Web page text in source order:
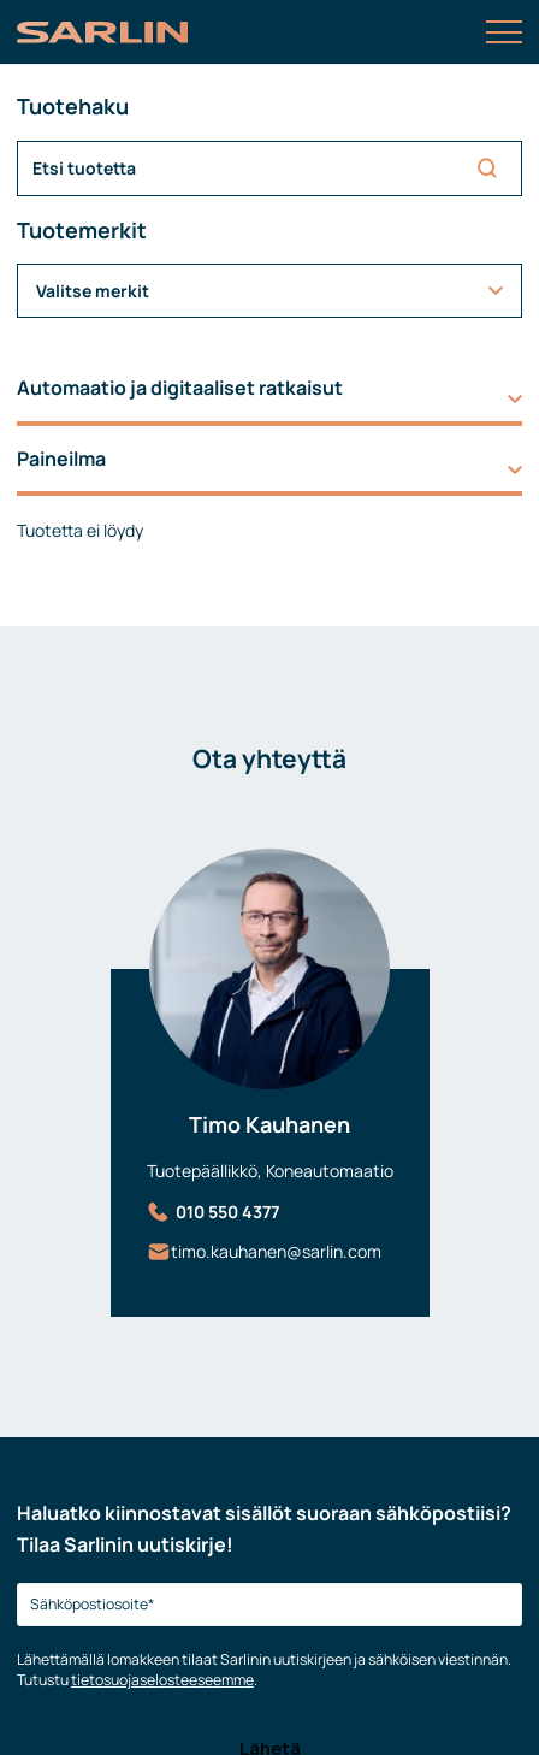
Tuotehaku
Tuotemerkit
Valitse merkit
Automaatio ja digitaaliset ratkaisut
Paineilma
Tuotetta ei löydy
Ota yhteyttä
Timo Kauhanen
Tuotepäällikkö, Koneautomaatio
010 550 4377
timo.kauhanen@sarlin.com
Haluatko kiinnostavat sisällöt suoraan sähköpostiisi?
Tilaa Sarlinin uutiskirje!
Lähettämällä lomakkeen tilaat Sarlinin uutiskirjeen ja sähköisen viestinnän.
Tutustutietosuojaselosteeseemme.